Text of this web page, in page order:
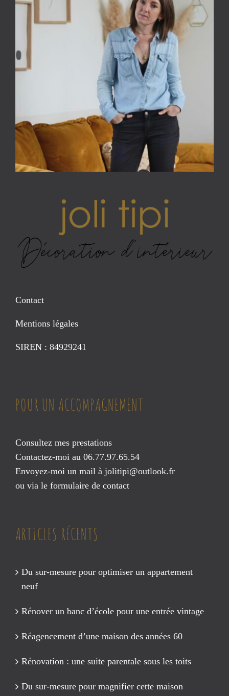
Contact
Mentions légales
SIREN : 84929241
POUR UN ACCOMPAGNEMENT
Consultez mes prestations
Contactez-moi au 06.77.97.65.54
Envoyez-moi un mail à jolitipi@outlook.fr
ou via le formulaire de contact
ARTICLES RÉCENTS
Du sur-mesure pour optimiser un appartement
neuf
Rénover un banc d’école pour une entrée vintage
Réagencement d’une maison des années 60
Rénovation : une suite parentale sous les toits
Du sur-mesure pour magnifier cette maison